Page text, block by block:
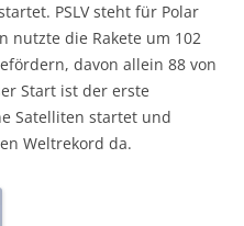
PSLV steht für Polar
nutzte die Rakete um 102
davon allein 88 von
Start ist der erste
Satelliten startet und
Weltrekord da.